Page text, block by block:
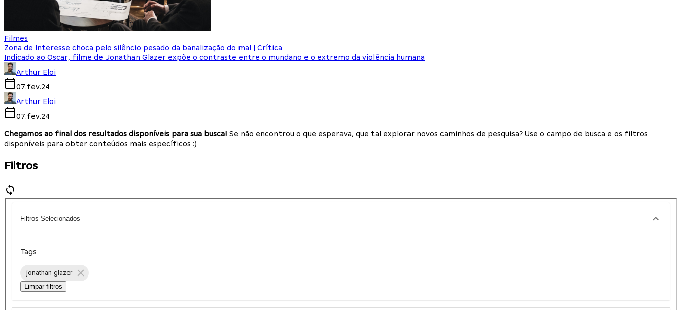
Filmes
Zona de Interesse choca pelo silêncio pesado da banalização do mal | Crítica
Indicado ao Oscar, filme de Jonathan Glazer expõe o contraste entre o mundano e o extremo da violência humana
Arthur Eloi
07.fev.24
Arthur Eloi
07.fev.24
Chegamos ao final dos resultados disponíveis para sua busca! Se não encontrou o que esperava, que tal explorar novos caminhos de pesquisa? Use o campo de busca e os filtros
disponíveis para obter conteúdos mais específicos :)
Filtros
Filtros Selecionados
Tags
jonathan-glazer
Limpar filtros